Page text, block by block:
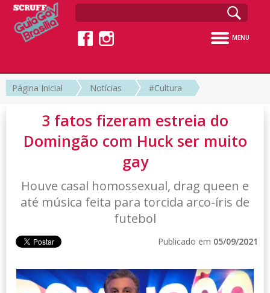
MENU
Página Inicial Notícias #Cultura
3 fatos fizeram estreia do
Domingão com Huck ser muito
gay
Houve casal homossexual, drag queen e
até música feita para torcida arco-íris de
futebol
Publicado em 05/09/2021